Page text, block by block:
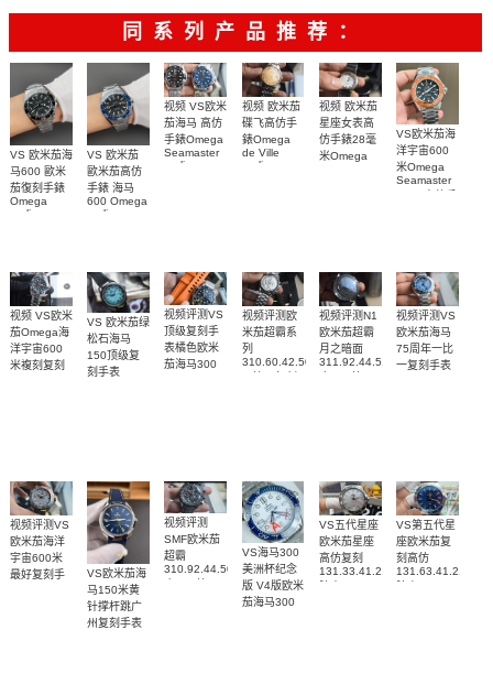
牌/原单
同系列产品推荐：
VS 欧米茄海
马600 歐米
茄復刻手錶
Omega
replica
VS 欧米茄
歐米茄高仿
手錶 海马
600 Omega
replica
视频 VS欧米
茄海马 高仿
手錶Omega
Seamaster
replica
视频 欧米茄
碟飞高仿手
錶Omega
de Ville
replica
视频 欧米茄
星座女表高
仿手錶28毫
米Omega
VS欧米茄海
洋宇宙600
米Omega
Seamaster
视频 VS欧米
茄Omega海
洋宇宙600
米複刻复刻
VS 欧米茄绿
松石海马
150顶级复
刻手表
视频评测VS
顶级复刻手
表橘色欧米
茄海马300
视频评测欧
米茄超霸系
列
310.60.42.50.02.001
视频评测N1
欧米茄超霸
月之暗面
311.92.44.51.01.005
视频评测VS
欧米茄海马
75周年一比
一复刻手表
视频评测VS
欧米茄海洋
宇宙600米
最好复刻手
215.92.44.21.99.001
VS欧米茄海
马150米黄
针撑杆跳广
州复刻手表
视频评测
SMF欧米茄
超霸
310.92.44.50.06.001
VS海马300
美洲杯纪念
版 V4版欧米
茄海马300
VS五代星座
欧米茄星座
高仿复刻
131.33.41.21.06.001
VS第五代星
座欧米茄复
刻高仿